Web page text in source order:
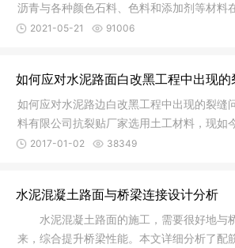
沥青与各种颜色石料、色料和添加剂等材料
拌和，即
2021-05-21 91006
如何应对水泥路面白改黑工程中出现的
如何应对水泥路边白改黑工程中出现的裂缝
料有限公司抗裂贴厂家选用土工材料，现如
化、常用
2017-01-02 38349
水泥混凝土路面与桥梁连接设计分析
水泥混凝土路面的施工，需要很好地与
来，综合提升桥梁性能。本文详细分析了配